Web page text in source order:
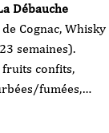
Débauche
Cognac, Whisky
semaines).
fruits confits,
fumées,…